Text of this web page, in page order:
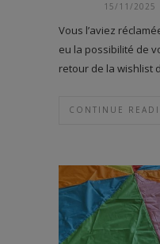
15/11/2025
Vous l’aviez
eu la possibilité de
retour de la wishlist
CONTINUE